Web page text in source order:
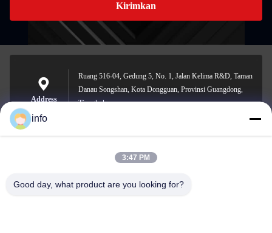
Kirimkan
Address
Ruang 516-04, Gedung 5, No. 1, Jalan Kelima R&D, Taman
Danau Songshan, Kota Dongguan, Provinsi Guangdong,
Tiongkok
info@gdpowerplus.com
info
3:47 PM
Good day, what product are you looking for?